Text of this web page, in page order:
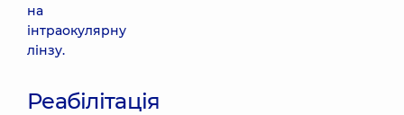
на
інтраокулярну
лінзу.
Реабілітація